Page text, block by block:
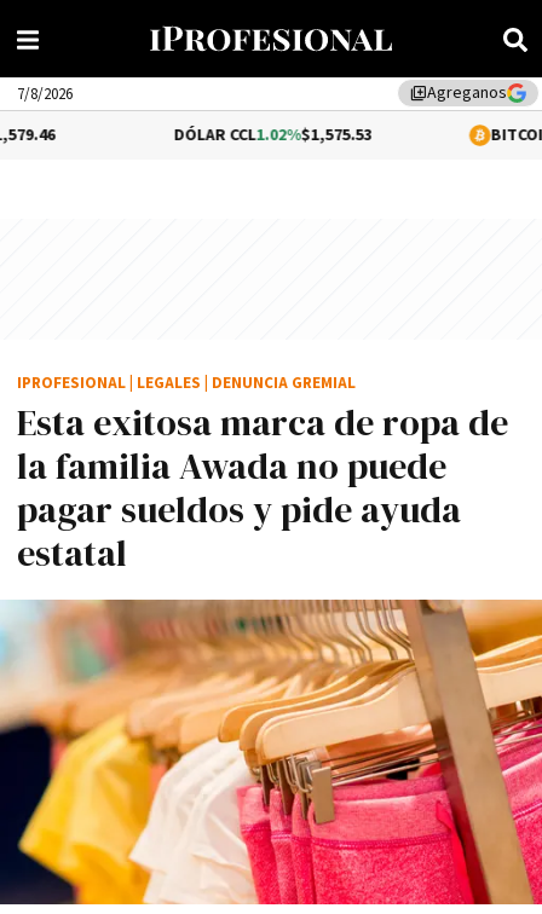
library_addAgreganos
7/8/2026
1.02%$1,575.53 -0.32%
Esta exitosa marca de ropa de
la familia Awada no puede
pagar sueldos y pide ayuda
estatal
IPROFESIONAL LEGALES DENUNCIA GREMIAL